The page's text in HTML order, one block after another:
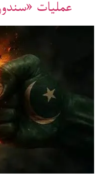
عملیات